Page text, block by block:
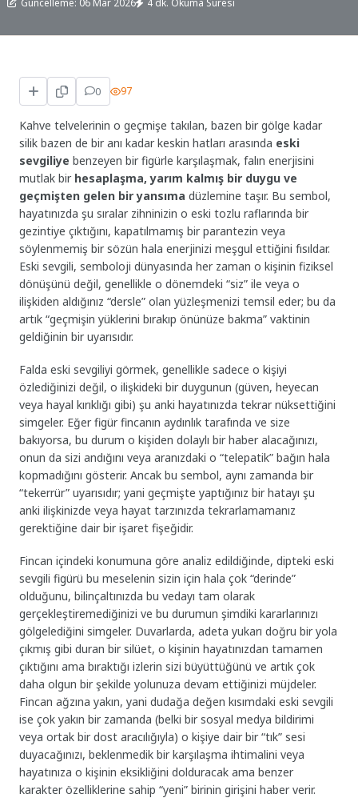
0 97
Kahve telvelerinin o geçmişe takılan, bazen bir gölge kadar
silik bazen de bir anı kadar keskin hatları arasında eski
sevgiliye benzeyen bir figürle karşılaşmak, falın enerjisini
mutlak bir hesaplaşma, yarım kalmış bir duygu ve
geçmişten gelen bir yansıma düzlemine taşır. Bu sembol,
hayatınızda şu sıralar zihninizin o eski tozlu raflarında bir
gezintiye çıktığını, kapatılmamış bir parantezin veya
söylenmemiş bir sözün hala enerjinizi meşgul ettiğini fısıldar.
Eski sevgili, semboloji dünyasında her zaman o kişinin fiziksel
dönüşünü değil, genellikle o dönemdeki “siz” ile veya o
ilişkiden aldığınız “dersle” olan yüzleşmenizi temsil eder; bu da
artık “geçmişin yüklerini bırakıp önünüze bakma” vaktinin
geldiğinin bir uyarısıdır.
Falda eski sevgiliyi görmek, genellikle sadece o kişiyi
özlediğinizi değil, o ilişkideki bir duygunun (güven, heyecan
veya hayal kırıklığı gibi) şu anki hayatınızda tekrar nüksettiğini
simgeler. Eğer figür fincanın aydınlık tarafında ve size
bakıyorsa, bu durum o kişiden dolaylı bir haber alacağınızı,
onun da sizi andığını veya aranızdaki o “telepatik” bağın hala
kopmadığını gösterir. Ancak bu sembol, aynı zamanda bir
“tekerrür” uyarısıdır; yani geçmişte yaptığınız bir hatayı şu
anki ilişkinizde veya hayat tarzınızda tekrarlamamanız
gerektiğine dair bir işaret fişeğidir.
Fincan içindeki konumuna göre analiz edildiğinde, dipteki eski
sevgili figürü bu meselenin sizin için hala çok “derinde”
olduğunu, bilinçaltınızda bu vedayı tam olarak
gerçekleştiremediğinizi ve bu durumun şimdiki kararlarınızı
gölgelediğini simgeler. Duvarlarda, adeta yukarı doğru bir yola
çıkmış gibi duran bir silüet, o kişinin hayatınızdan tamamen
çıktığını ama bıraktığı izlerin sizi büyüttüğünü ve artık çok
daha olgun bir şekilde yolunuza devam ettiğinizi müjdeler.
Fincan ağzına yakın, yani dudağa değen kısımdaki eski sevgili
ise çok yakın bir zamanda (belki bir sosyal medya bildirimi
veya ortak bir dost aracılığıyla) o kişiye dair bir “tık” sesi
duyacağınızı, beklenmedik bir karşılaşma ihtimalini veya
hayatınıza o kişinin eksikliğini dolduracak ama benzer
karakter özelliklerine sahip “yeni” birinin girişini haber verir.